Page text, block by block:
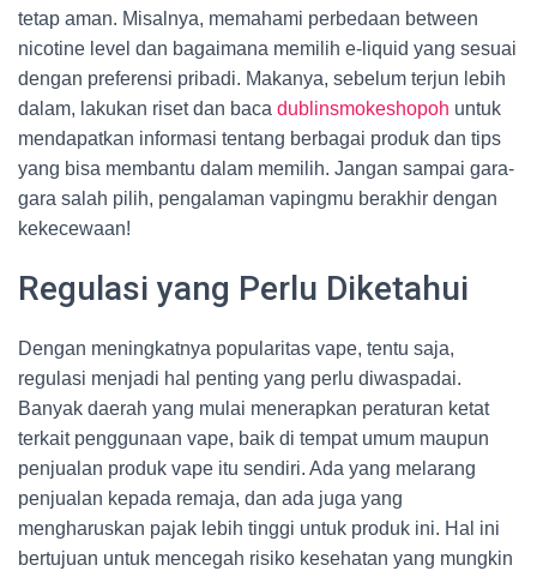
tetap aman. Misalnya, memahami perbedaan between
nicotine level dan bagaimana memilih e-liquid yang sesuai
dengan preferensi pribadi. Makanya, sebelum terjun lebih
dalam, lakukan riset dan baca dublinsmokeshopoh untuk
mendapatkan informasi tentang berbagai produk dan tips
yang bisa membantu dalam memilih. Jangan sampai gara-
gara salah pilih, pengalaman vapingmu berakhir dengan
kekecewaan!
Regulasi yang Perlu Diketahui
Dengan meningkatnya popularitas vape, tentu saja,
regulasi menjadi hal penting yang perlu diwaspadai.
Banyak daerah yang mulai menerapkan peraturan ketat
terkait penggunaan vape, baik di tempat umum maupun
penjualan produk vape itu sendiri. Ada yang melarang
penjualan kepada remaja, dan ada juga yang
mengharuskan pajak lebih tinggi untuk produk ini. Hal ini
bertujuan untuk mencegah risiko kesehatan yang mungkin